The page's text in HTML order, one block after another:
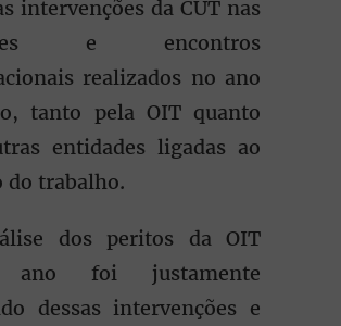
intervenções da CUT nas
e encontros
realizados no ano
tanto pela OIT quanto
entidades ligadas ao
do trabalho.
dos peritos da OIT
ano foi justamente
dessas intervenções e